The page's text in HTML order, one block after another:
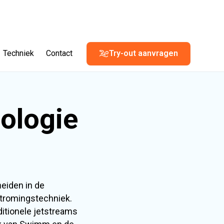
Techniek Contact Try-out aanvragen
in de
jetstreams